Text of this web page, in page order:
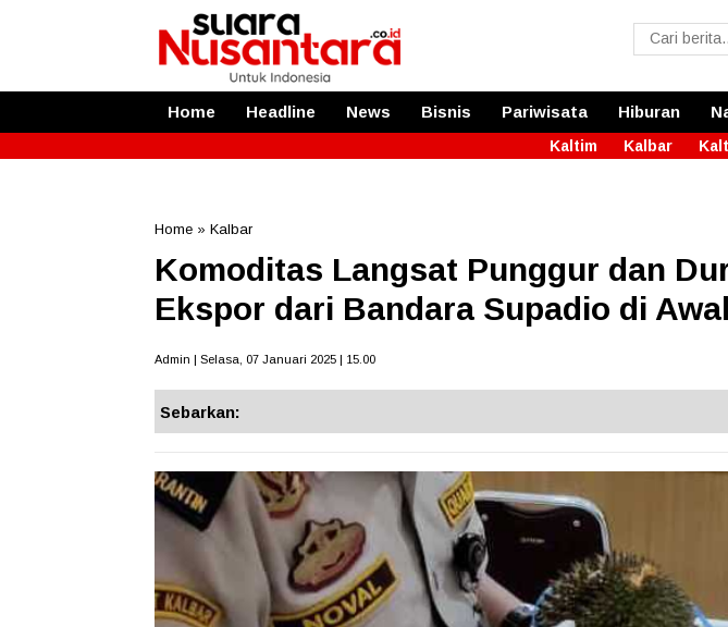
Home Headline News Bisnis Pariwisata Hiburan
Kaltim Kalbar
Home » Kalbar
Komoditas Langsat Punggur dan
Ekspor dari Bandara Supadio di
Admin | Selasa, 07 Januari 2025 | 15.00
Sebarkan: